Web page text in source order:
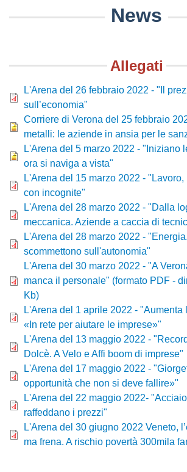
News
Allegati
L'Arena del 26 febbraio 2022 - "Il
sull’economia"
FileCorriere di Verona del 25 febbraio
metalli: le aziende in ansia per le
L'Arena del 5 marzo 2022 - "Iniziano
ora si naviga a vista"
L'Arena del 15 marzo 2022 -
con incognite"
L'Arena del 28 marzo 2022 - "Dalla
meccanica. Aziende a caccia di
L'Arena del 28 marzo 2022 -
scommettono sull'autonomia"
L'Arena del 30 marzo 2022 - "A
manca il personale" (formato PDF -
Kb)
L'Arena del 1 aprile 2022 - "Aumenta
«In rete per aiutare le imprese»"
L'Arena del 13 maggio 2022 -
Dolcè. A Velo e Affi boom di imprese"
L'Arena del 17 maggio 2022 -
opportunità che non si deve fallire»"
L'Arena del 22 maggio 2022-
raffeddano i prezzi"
L'Arena del 30 giugno 2022 Veneto,
ma frena. A rischio povertà 300mila